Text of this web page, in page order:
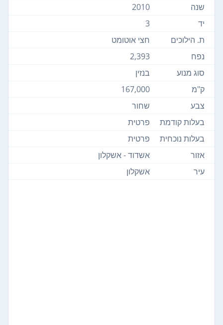
שנה
2010
יד
3
ת. הילוכים
חצי אוטומט
נפח
2,393
סוג מנוע
בנזין
ק"מ
167,000
צבע
שחור
בעלות קודמת
פרטית
בעלות נוכחית
פרטית
אזור
אשדוד - אשקלון
עיר
אשקלון